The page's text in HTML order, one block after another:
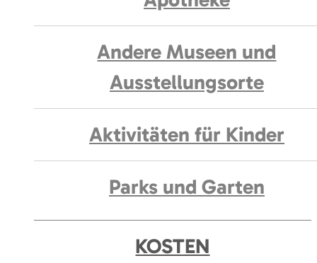
Andere Museen und
Ausstellungsorte
Aktivitäten für Kinder
Parks und Garten
KOSTEN